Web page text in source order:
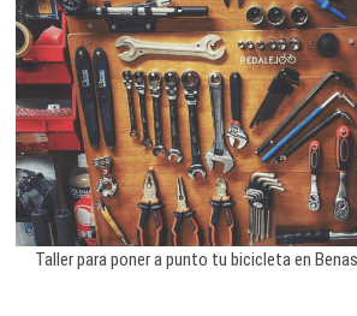
Taller para poner a punto tu bicicleta en